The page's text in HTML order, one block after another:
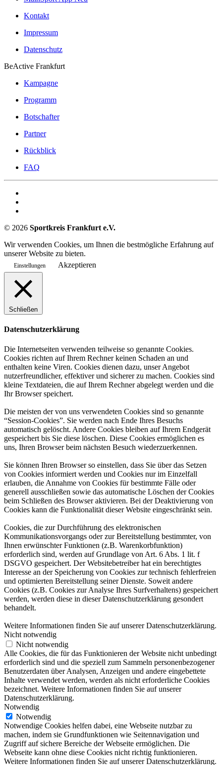
Kontakt
Impressum
Datenschutz
BeActive Frankfurt
Kampagne
Programm
Botschafter
Partner
Rückblick
FAQ
© 2026 Sportkreis Frankfurt e.V.
Wir verwenden Cookies, um Ihnen die bestmögliche Erfahrung auf
unserer Website zu bieten.
Einstellungen Akzeptieren
Schließen
Datenschutzerklärung
Die Internetseiten verwenden teilweise so genannte Cookies.
Cookies richten auf Ihrem Rechner keinen Schaden an und
enthalten keine Viren. Cookies dienen dazu, unser Angebot
nutzerfreundlicher, effektiver und sicherer zu machen. Cookies sind
kleine Textdateien, die auf Ihrem Rechner abgelegt werden und die
Ihr Browser speichert.
Die meisten der von uns verwendeten Cookies sind so genannte
“Session-Cookies”. Sie werden nach Ende Ihres Besuchs
automatisch gelöscht. Andere Cookies bleiben auf Ihrem Endgerät
gespeichert bis Sie diese löschen. Diese Cookies ermöglichen es
uns, Ihren Browser beim nächsten Besuch wiederzuerkennen.
Sie können Ihren Browser so einstellen, dass Sie über das Setzen
von Cookies informiert werden und Cookies nur im Einzelfall
erlauben, die Annahme von Cookies für bestimmte Fälle oder
generell ausschließen sowie das automatische Löschen der Cookies
beim Schließen des Browser aktivieren. Bei der Deaktivierung von
Cookies kann die Funktionalität dieser Website eingeschränkt sein.
Cookies, die zur Durchführung des elektronischen
Kommunikationsvorgangs oder zur Bereitstellung bestimmter, von
Ihnen erwünschter Funktionen (z.B. Warenkorbfunktion)
erforderlich sind, werden auf Grundlage von Art. 6 Abs. 1 lit. f
DSGVO gespeichert. Der Websitebetreiber hat ein berechtigtes
Interesse an der Speicherung von Cookies zur technisch fehlerfreien
und optimierten Bereitstellung seiner Dienste. Soweit andere
Cookies (z.B. Cookies zur Analyse Ihres Surfverhaltens) gespeichert
werden, werden diese in dieser Datenschutzerklärung gesondert
behandelt.
Weitere Informationen finden Sie auf unserer Datenschutzerklärung.
Nicht notwendig
Nicht notwendig
Alle Cookies, die für das Funktionieren der Website nicht unbedingt
erforderlich sind und die speziell zum Sammeln personenbezogener
Benutzerdaten über Analysen, Anzeigen und andere eingebettete
Inhalte verwendet werden, werden als nicht erforderliche Cookies
bezeichnet. Weitere Informationen finden Sie auf unserer
Datenschutzerklärung.
Notwendig
Notwendig
Notwendige Cookies helfen dabei, eine Webseite nutzbar zu
machen, indem sie Grundfunktionen wie Seitennavigation und
Zugriff auf sichere Bereiche der Webseite ermöglichen. Die
Webseite kann ohne diese Cookies nicht richtig funktionieren.
Weitere Informationen finden Sie auf unserer Datenschutzerklärung.